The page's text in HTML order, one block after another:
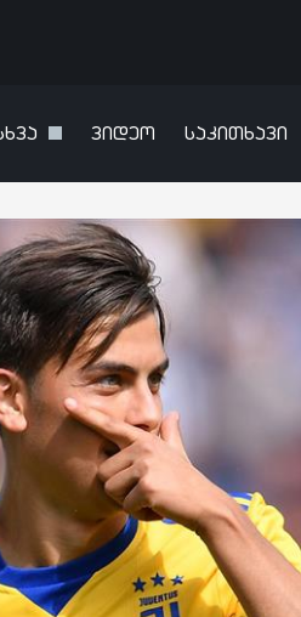
ვიდეო საკითხავი